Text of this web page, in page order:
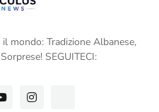
mondo: Tradizione Albanese,
SEGUITECI: